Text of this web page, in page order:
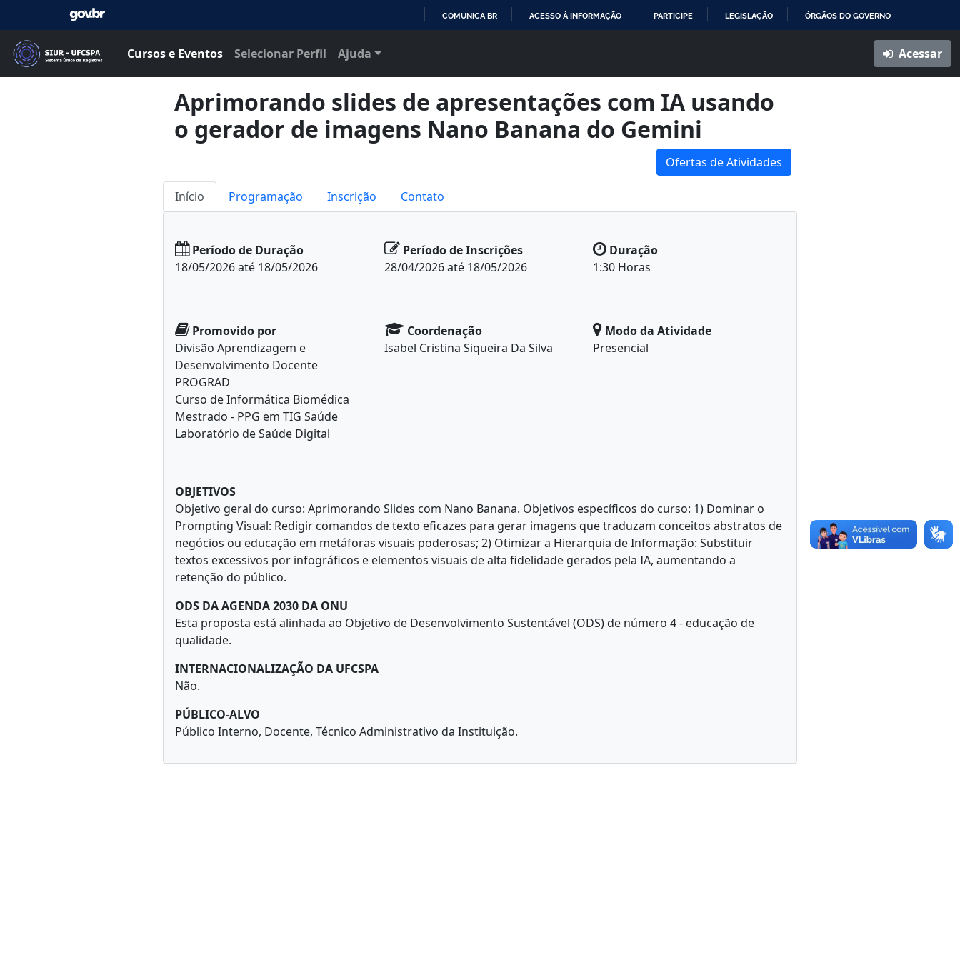
COMUNICA BR ACESSO À INFORMAÇÃO PARTICIPE LEGISLAÇÃO ÓRGÃOS DO GOVERNO
Cursos e Eventos Selecionar Perfil Ajuda Acessar
Aprimorando slides de apresentações com IA usando
o gerador de imagens Nano Banana do Gemini
Ofertas de Atividades
Início Programação Inscrição Contato
Período de Duração
18/05/2026 até 18/05/2026
Período de Inscrições
28/04/2026 até 18/05/2026
Duração
1:30 Horas
Promovido por
Divisão Aprendizagem e
Desenvolvimento Docente
PROGRAD
Curso de Informática Biomédica
Mestrado - PPG em TIG Saúde
Laboratório de Saúde Digital
Coordenação
Isabel Cristina Siqueira Da Silva
Modo da Atividade
Presencial
OBJETIVOS
Objetivo geral do curso: Aprimorando Slides com Nano Banana. Objetivos específicos do curso: 1) Dominar o
Prompting Visual: Redigir comandos de texto eficazes para gerar imagens que traduzam conceitos abstratos de
negócios ou educação em metáforas visuais poderosas; 2) Otimizar a Hierarquia de Informação: Substituir
textos excessivos por infográficos e elementos visuais de alta fidelidade gerados pela IA, aumentando a
retenção do público.
ODS DA AGENDA 2030 DA ONU
Esta proposta está alinhada ao Objetivo de Desenvolvimento Sustentável (ODS) de número 4 - educação de
qualidade.
INTERNACIONALIZAÇÃO DA UFCSPA
Não.
PÚBLICO-ALVO
Público Interno, Docente, Técnico Administrativo da Instituição.